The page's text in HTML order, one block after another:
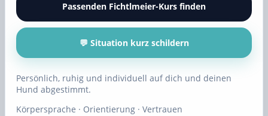
Passenden Fichtlmeier-Kurs finden
💬 Situation kurz schildern
Persönlich, ruhig und individuell auf dich und deinen
Hund abgestimmt.
Körpersprache · Orientierung · Vertrauen